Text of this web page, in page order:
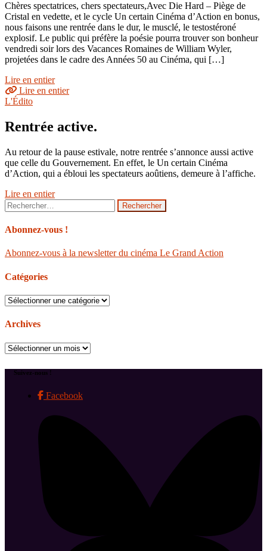
Chères spectatrices, chers spectateurs,Avec Die Hard – Piège de
Cristal en vedette, et le cycle Un certain Cinéma d’Action en bonus,
nous faisons une rentrée dans le dur, le musclé, le testostéroné
explosif. Le public qui préfère la poésie pourra trouver son bonheur
vendredi soir lors des Vacances Romaines de William Wyler,
projetées dans le cadre des Années 50 au Cinéma, qui […]
Lire en entier
Lire en entier
L'Édito
Rentrée active.
Au retour de la pause estivale, notre rentrée s’annonce aussi active
que celle du Gouvernement. En effet, le Un certain Cinéma
d’Action, qui a ébloui les spectateurs aoûtiens, demeure à l’affiche.
Lire en entier
Rechercher :
Abonnez-vous !
Abonnez-vous à la newsletter du cinéma Le Grand Action
Catégories
Catégories
Archives
Archives
Suivez-nous !
Facebook